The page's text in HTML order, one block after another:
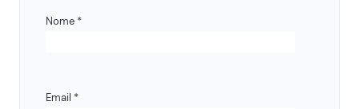
Nome *
Email *